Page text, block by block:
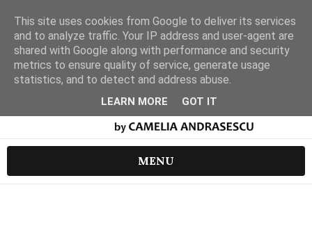
MENU
This site uses cookies from Google to deliver its services
and to analyze traffic. Your IP address and user-agent are
shared with Google along with performance and security
metrics to ensure quality of service, generate usage
statistics, and to detect and address abuse.
LEARN MORE GOT IT